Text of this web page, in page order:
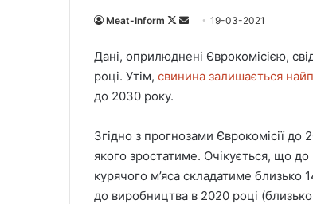
Meat-Inform
F
l
l
o
n
X
n
d
e
m
a
19-03-2021
Дані, оприлюднені Єврокомісією,
році. Утім, свинина залишається
до 2030 року.
Згідно з прогнозами Єврокомісії
якого зростатиме. Очікується, що
курячого м’яса складатиме близько
до виробництва в 2020 році